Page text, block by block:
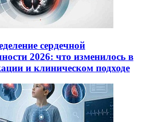
сердечной
2026: что изменилось в
и клиническом подходе